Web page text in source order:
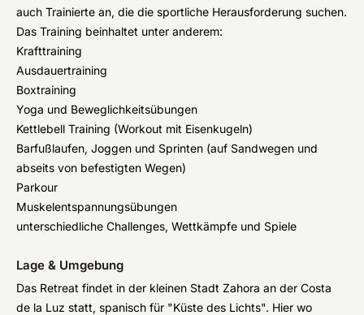
auch Trainierte an, die die sportliche Herausforderung suchen.
Das Training beinhaltet unter anderem:
Krafttraining
Ausdauertraining
Boxtraining
Yoga und Beweglichkeitsübungen
Kettlebell Training (Workout mit Eisenkugeln)
Barfußlaufen, Joggen und Sprinten (auf Sandwegen und
abseits von befestigten Wegen)
Parkour
Muskelentspannungsübungen
unterschiedliche Challenges, Wettkämpfe und Spiele
Lage & Umgebung
Das Retreat findet in der kleinen Stadt Zahora an der Costa
de la Luz statt, spanisch für "Küste des Lichts". Hier wo